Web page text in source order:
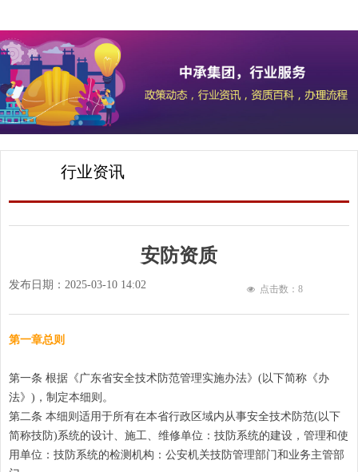
行业资讯
安防资质
发布日期： 2025-03-10 14:02 넶 点击数： 8
第一章总则
第一条 根据《广东省安全技术防范管理实施办法》(以下简称《办
法》)，制定本细则。
第二条 本细则适用于所有在本省行政区域内从事安全技术防范(以下
简称技防)系统的设计、施工、维修单位：技防系统的建设，管理和使
用单位：技防系统的检测机构：公安机关技防管理部门和业务主管部